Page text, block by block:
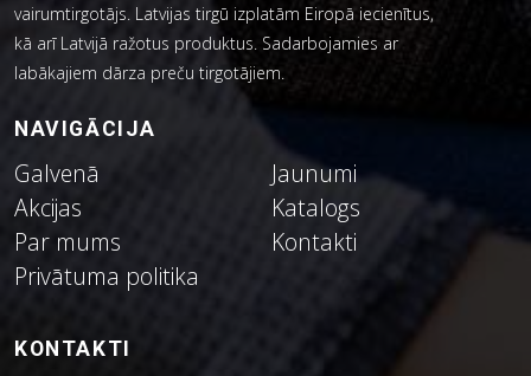
vairumtirgotājs. Latvijas tirgū izplatām Eiropā iecienītus,
kā arī Latvijā ražotus produktus. Sadarbojamies ar
labākajiem dārza preču tirgotājiem.
NAVIGĀCIJA
Galvenā
Jaunumi
Akcijas
Katalogs
Par mums
Kontakti
Privātuma politika
KONTAKTI